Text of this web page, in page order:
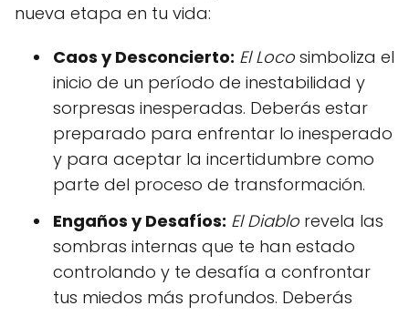
nueva etapa en tu vida:
Caos y Desconcierto: El Loco simboliza el
inicio de un período de inestabilidad y
sorpresas inesperadas. Deberás estar
preparado para enfrentar lo inesperado
y para aceptar la incertidumbre como
parte del proceso de transformación.
Engaños y Desafíos: El Diablo revela las
sombras internas que te han estado
controlando y te desafía a confrontar
tus miedos más profundos. Deberás